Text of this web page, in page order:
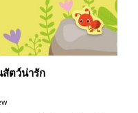
ตว์น่ารัก